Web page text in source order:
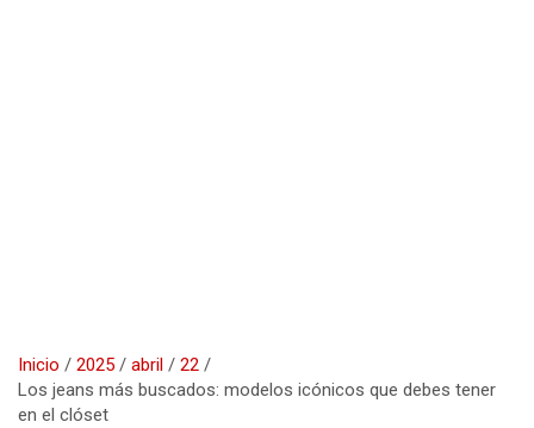
Inicio 2025 abril
22
Los jeans más buscados: modelos icónicos que debes tener
en el clóset